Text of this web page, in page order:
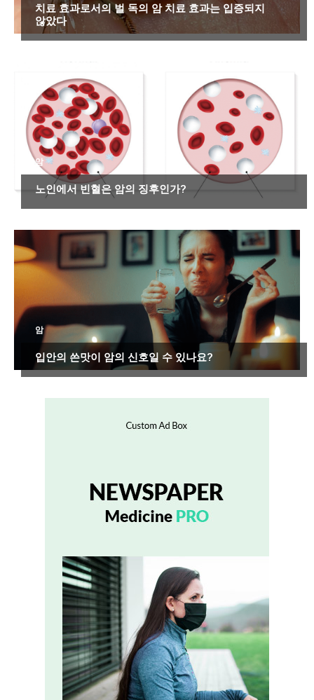
치료 효과로서의 벌 독의 암 치료 효과는 입증되지
않았다
암
노인에서 빈혈은 암의 징후인가?
암
입안의 쓴맛이 암의 신호일 수 있나요?